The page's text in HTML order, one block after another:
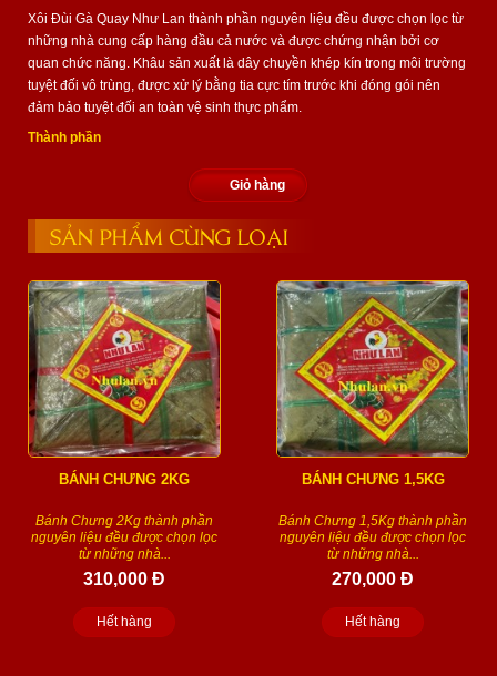
Xôi Đùi Gà Quay Như Lan thành phần nguyên liệu đều được chọn lọc từ
những nhà cung cấp hàng đầu cả nước và được chứng nhận bởi cơ
quan chức năng. Khâu sản xuất là dây chuyền khép kín trong môi trường
tuyệt đối vô trùng, được xử lý bằng tia cực tím trước khi đóng gói nên
đảm bảo tuyệt đối an toàn vệ sinh thực phẩm.
Thành phần
Giỏ hàng
SẢN PHẨM CÙNG LOẠI
BÁNH CHƯNG 2KG
Bánh Chưng 2Kg thành phần
nguyên liệu đều được chọn lọc
từ những nhà...
310,000 Đ
Hết hàng
BÁNH CHƯNG 1,5KG
Bánh Chưng 1,5Kg thành phần
nguyên liệu đều được chọn lọc
từ những nhà...
270,000 Đ
Hết hàng